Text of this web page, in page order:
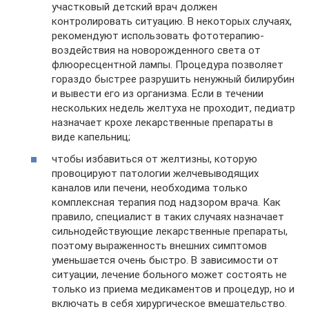
участковый детский врач должен
контролировать ситуацию. В некоторых случаях,
рекомендуют использовать фототерапию-
воздействия на новорожденного света от
флюоресцентной лампы. Процедура позволяет
гораздо быстрее разрушить ненужный билирубин
и вывести его из организма. Если в течении
нескольких недель желтуха не проходит, педиатр
назначает крохе лекарственные препараты в
виде капельниц;
чтобы избавиться от желтизны, которую
провоцируют патологии желчевыводящих
каналов или печени, необходима только
комплексная терапия под надзором врача. Как
правило, специалист в таких случаях назначает
сильнодействующие лекарственные препараты,
поэтому выраженность внешних симптомов
уменьшается очень быстро. В зависимости от
ситуации, лечение больного может состоять не
только из приема медикаментов и процедур, но и
включать в себя хирургическое вмешательство.